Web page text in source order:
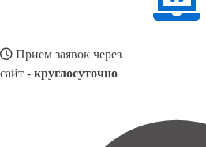
Прием заявок через
сайт - круглосуточно